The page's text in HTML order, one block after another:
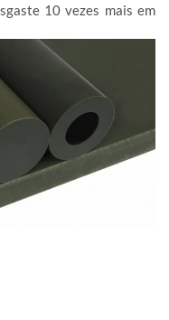
10 vezes mais em